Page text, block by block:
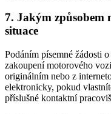
7. Jakým způsobem
situace
Podáním písemné žádosti
zakoupení motorového
originálním nebo z
elektronicky, pokud
příslušné kontaktní